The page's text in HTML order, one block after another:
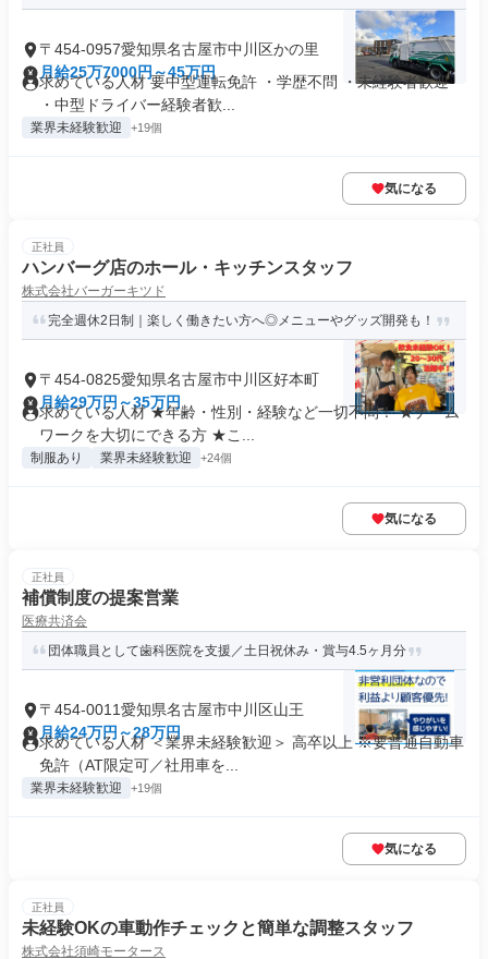
〒454-0957愛知県名古屋市中川区かの里
月給25万7000円～45万円
求めている人材 要中型運転免許 ・学歴不問 ・未経験者歓迎
・中型ドライバー経験者歓...
業界未経験歓迎 +19個
気になる
正社員
ハンバーグ店のホール・キッチンスタッフ
株式会社バーガーキツド
完全週休2⽇制｜楽しく働きたい方へ◎メニューやグッズ開発も！
〒454-0825愛知県名古屋市中川区好本町
月給29万円～35万円
求めている人材 ★年齢・性別・経験など一切不問！ ★チーム
ワークを大切にできる方 ★こ...
制服あり 業界未経験歓迎 +24個
気になる
正社員
補償制度の提案営業
医療共済会
団体職員として歯科医院を支援／土日祝休み・賞与4.5ヶ月分
〒454-0011愛知県名古屋市中川区山王
月給24万円～28万円
求めている人材 ＜業界未経験歓迎＞ 高卒以上 ※要普通自動車
免許（AT限定可／社用車を...
業界未経験歓迎 +19個
気になる
正社員
未経験OKの車動作チェックと簡単な調整スタッフ
株式会社須崎モータース